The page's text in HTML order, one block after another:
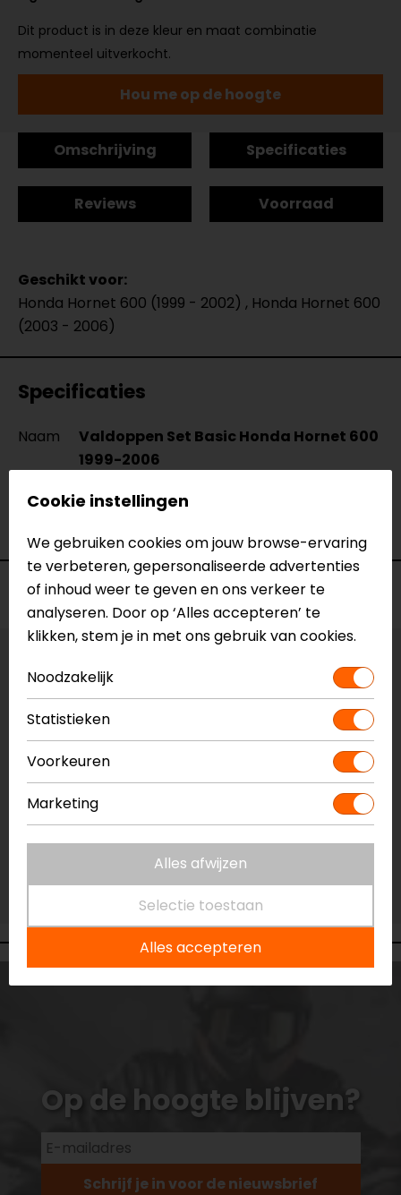
Dit product is in deze kleur en maat combinatie
momenteel uitverkocht.
Hou me op de hoogte
Omschrijving Specificaties
Reviews Voorraad
Geschikt voor:
Honda Hornet 600 (1999 - 2002) , Honda Hornet 600
(2003 - 2006)
Specificaties
Naam
Valdoppen Set Basic Honda Hornet 600
1999-2006
Merk
Barracuda
Voorraad
Vestiging Apeldoorn
Niet op voorraad
Vestiging Breda
Niet op voorraad
Vestiging Capelle a/d IJssel
Niet op voorraad
Vestiging Eindhoven
Niet op voorraad
Op de hoogte blijven?
Schrijf je in voor de nieuwsbrief
Cookie instellingen
We gebruiken cookies om jouw browse-ervaring
te verbeteren, gepersonaliseerde advertenties
of inhoud weer te geven en ons verkeer te
analyseren. Door op ‘Alles accepteren’ te
klikken, stem je in met ons gebruik van cookies.
Noodzakelijk
Statistieken
Voorkeuren
Marketing
Alles afwijzen
Selectie toestaan
Alles accepteren